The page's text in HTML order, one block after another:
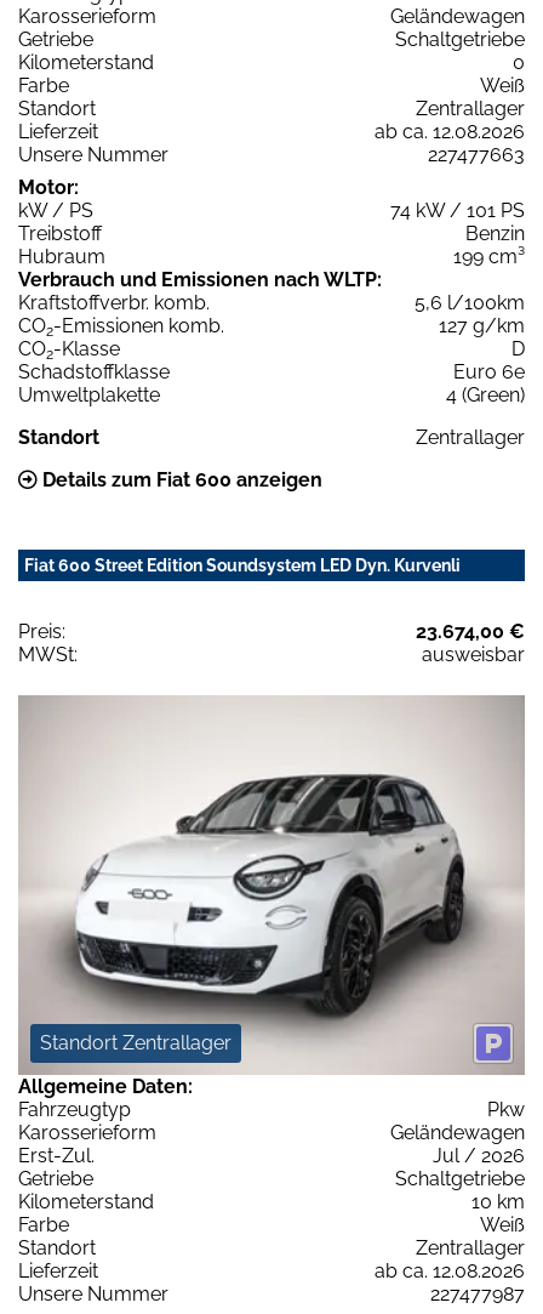
Karosserieform
Geländewagen
Getriebe
Schaltgetriebe
Kilometerstand
0
Farbe
Weiß
Standort
Zentrallager
Lieferzeit
ab ca. 12.08.2026
Unsere Nummer
227477663
Motor:
kW / PS
74 kW / 101 PS
Treibstoff
Benzin
Hubraum
199 cm³
Verbrauch und Emissionen nach WLTP:
Kraftstoffverbr. komb.
5,6 l/100km
CO2-Emissionen komb.
127 g/km
CO2-Klasse
D
Schadstoffklasse
Euro 6e
Umweltplakette
4 (Green)
Standort
Zentrallager
Details zum Fiat 600 anzeigen
Fiat 600 Street Edition Soundsystem LED Dyn. Kurvenli
Preis:
23.674,00 €
MWSt:
ausweisbar
Standort Zentrallager
Allgemeine Daten:
Fahrzeugtyp
Pkw
Karosserieform
Geländewagen
Erst-Zul.
Jul / 2026
Getriebe
Schaltgetriebe
Kilometerstand
10 km
Farbe
Weiß
Standort
Zentrallager
Lieferzeit
ab ca. 12.08.2026
Unsere Nummer
227477987